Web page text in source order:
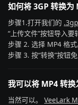
如何将 3GP 转换为
步骤1.打开我们的
“上传文件”按钮导入要
步骤 2. 选择 MP4 格式
步骤 3. 按“转换”按钮
我可以将 MP4 转换
当然可以。 VeeLark